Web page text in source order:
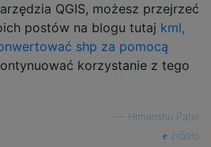
QGIS, możesz przejrzeć
postów na blogu tutaj kml,
shp za pomocą
korzystanie z tego
Himanshu Patel
źródło